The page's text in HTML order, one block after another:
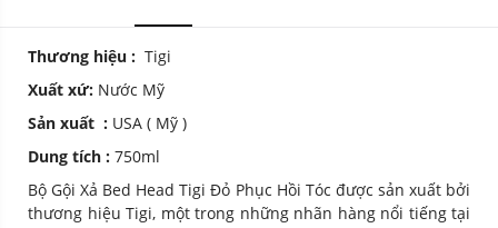
Thương hiệu : Tigi
Xuất xứ: Nước Mỹ
Sản xuất : USA ( Mỹ )
Dung tích : 750ml
Bộ Gội Xả Bed Head Tigi Đỏ Phục Hồi Tóc được sản xuất bởi
thương hiệu Tigi, một trong những nhãn hàng nổi tiếng tại